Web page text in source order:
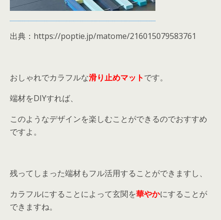
出典：https://poptie.jp/matome/216015079583761
おしゃれでカラフルな滑り止めマットです。
端材をDIYすれば、
このようなデザインを楽しむことができるのでおすすめ
ですよ。
残ってしまった端材もフル活用することができますし、
カラフルにすることによって玄関を華やかにすることが
できますね。